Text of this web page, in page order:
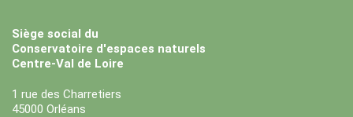
Siège social du
Conservatoire d'espaces naturels
Centre-Val de Loire
1 rue des Charretiers
45000 Orléans